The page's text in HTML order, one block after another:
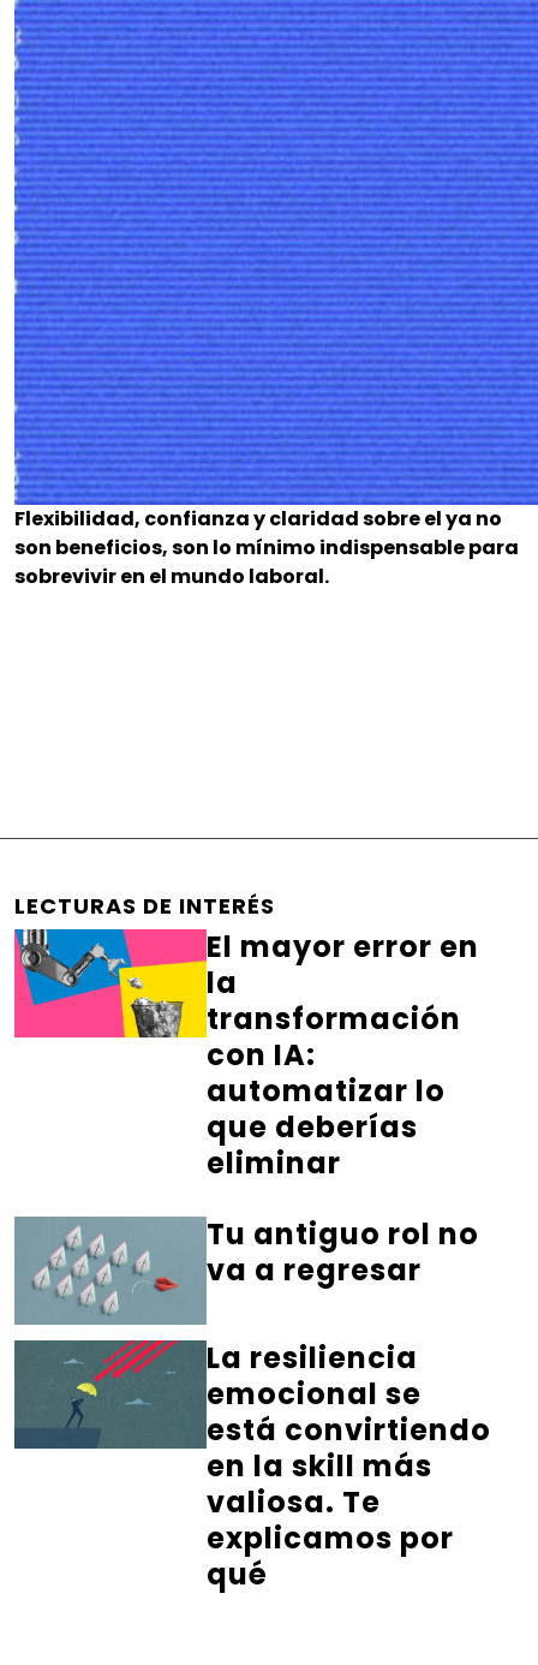
Flexibilidad, confianza y claridad sobre el ya no
son beneficios, son lo mínimo indispensable para
sobrevivir en el mundo laboral.
LECTURAS DE INTERÉS
El mayor error en
la
transformación
con IA:
automatizar lo
que deberías
eliminar
Tu antiguo rol no
va a regresar
La resiliencia
emocional se
está convirtiendo
en la skill más
valiosa. Te
explicamos por
qué